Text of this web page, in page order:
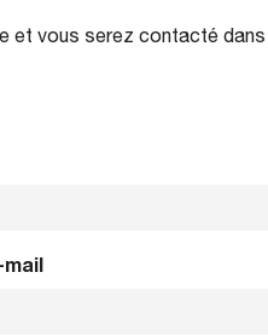
et vous serez contacté